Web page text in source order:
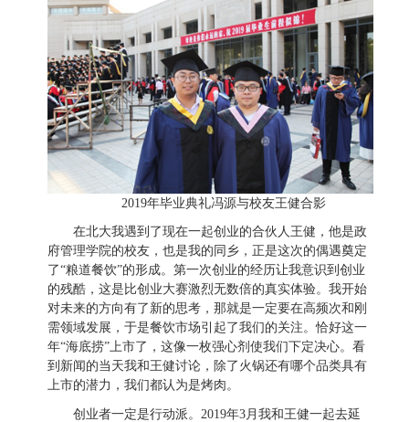
2019年毕业典礼冯源与校友王健合影
在北大我遇到了现在一起创业的合伙人王健，他是政
府管理学院的校友，也是我的同乡，正是这次的偶遇奠定
了“粮道餐饮”的形成。第一次创业的经历让我意识到创业
的残酷，这是比创业大赛激烈无数倍的真实体验。我开始
对未来的方向有了新的思考，那就是一定要在高频次和刚
需领域发展，于是餐饮市场引起了我们的关注。恰好这一
年“海底捞”上市了，这像一枚强心剂使我们下定决心。看
到新闻的当天我和王健讨论，除了火锅还有哪个品类具有
上市的潜力，我们都认为是烤肉。
创业者一定是行动派。 2019年3 月我和王健一起去延